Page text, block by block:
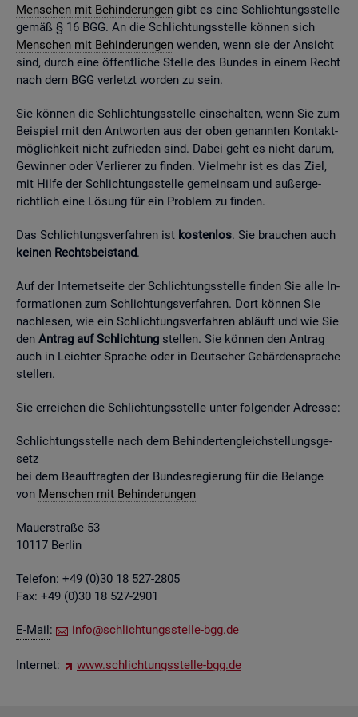
Men­schen mit Be­hin­de­run­gen gibt es eine Schlich­tungs­stel­le
gemäß § 16 BGG. An die Schlich­tungs­stel­le kön­nen sich
Men­schen mit Be­hin­de­run­gen wen­den, wenn sie der An­sicht
sind, durch eine öf­fent­li­che Stel­le des Bun­des in einem Recht
nach dem BGG ver­letzt wor­den zu sein.
Sie kön­nen die Schlich­tungs­stel­le ein­schal­ten, wenn Sie zum
Bei­spiel mit den Ant­wor­ten aus der oben ge­nann­ten Kon­takt­
mög­lich­keit nicht zu­frie­den sind. Dabei geht es nicht darum,
Ge­win­ner oder Ver­lie­rer zu fin­den. Viel­mehr ist es das Ziel,
mit Hilfe der Schlich­tungs­stel­le ge­mein­sam und au­ßer­ge­
richt­lich eine Lö­sung für ein Pro­blem zu fin­den.
Das Schlich­tungs­ver­fah­ren ist kos­ten­los. Sie brau­chen auch
kei­nen Rechts­bei­stand.
Auf der In­ter­net­sei­te der Schlich­tungs­stel­le fin­den Sie alle In­
for­ma­tio­nen zum Schlich­tungs­ver­fah­ren. Dort kön­nen Sie
nach­le­sen, wie ein Schlich­tungs­ver­fah­ren ab­läuft und wie Sie
den An­trag auf Schlich­tung stel­len. Sie kön­nen den An­trag
auch in Leich­ter Spra­che oder in Deut­scher Ge­bär­den­spra­che
stel­len.
Sie er­rei­chen die Schlich­tungs­stel­le unter fol­gen­der Adres­se:
Schlich­tungs­stel­le nach dem Be­hin­der­ten­gleich­stel­lungs­ge­
setz
bei dem Be­auf­trag­ten der Bun­des­re­gie­rung für die Be­lan­ge
von Men­schen mit Be­hin­de­run­gen
Mau­er­stra­ße 53
10117 Ber­lin
Te­le­fon: +49 (0)30 18 527-2805
Fax: +49 (0)30 18 527-2901
E-Mail: info@​sch​lich​tung​sste​lle-​bgg.​de
In­ter­net: www.​sch​lich​tung​sste​lle-​bgg.​de